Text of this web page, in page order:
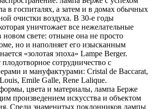
в госпиталях, а затем и в домах обычных
очистки воздуха. В 30-е годы
уничтожает все нежелательные
новом свете: отныне она не просто
но и наполняет его изысканным
«золотая эпоха» Lampe Berger.
сотрудничество с
и мануфактурами: Cristal de Baccarat,
Emile Galle, Rene Lalique.
цвета и материалы, лампа Берже
произведением искусства и объектом
Среди знаменитых поклонников лампы